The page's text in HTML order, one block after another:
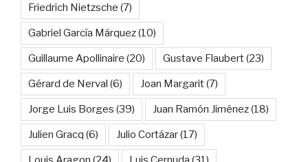
Friedrich Nietzsche (7)
Gabriel García Márquez(10)
Guillaume Apollinaire (20) Gustave Flaubert(23)
Gérard de Nerval (6) Joan Margarit(7)
Jorge Luis Borges (39) Juan Ramón Jiménez(18)
Julien Gracq (6) Julio Cortázar(17)